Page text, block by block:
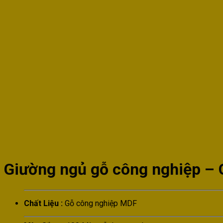
Giường ngủ gỗ công nghiệp –
Chất Liệu : Gỗ công nghiệp MDF